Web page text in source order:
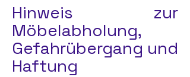
Hinweis zur
Möbelabholung,
Gefahrübergang und
Haftung